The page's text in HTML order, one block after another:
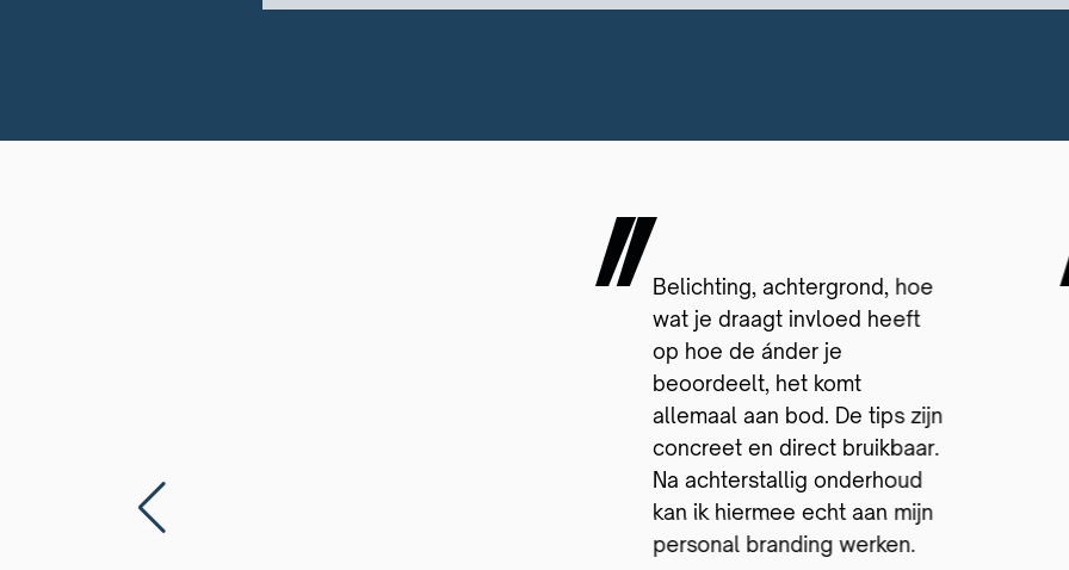
Belichting, achtergrond, hoe
wat je draagt invloed heeft
op hoe de ánder je
beoordeelt, het komt
allemaal aan bod. De tips zijn
concreet en direct bruikbaar.
Na achterstallig onderhoud
kan ik hiermee echt aan mijn
personal branding werken.